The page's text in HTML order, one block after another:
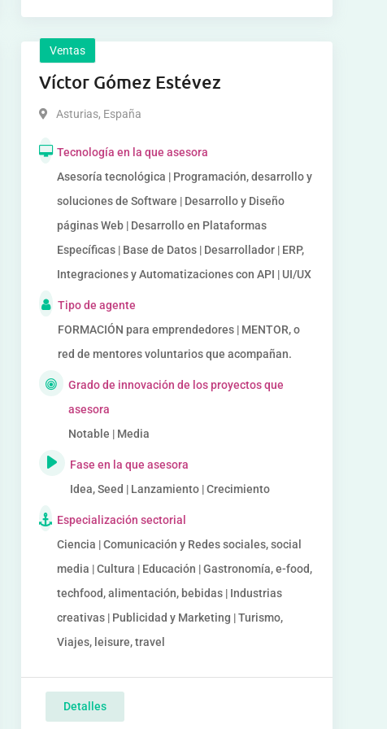
Ventas
Víctor Gómez Estévez
Asturias, España
Tecnología en la que asesora
Asesoría tecnológica | Programación, desarrollo y
soluciones de Software | Desarrollo y Diseño
páginas Web | Desarrollo en Plataformas
Específicas | Base de Datos | Desarrollador | ERP,
Integraciones y Automatizaciones con API | UI/UX
Tipo de agente
FORMACIÓN para emprendedores | MENTOR, o
red de mentores voluntarios que acompañan.
Grado de innovación de los proyectos que
asesora
Notable | Media
Fase en la que asesora
Idea, Seed | Lanzamiento | Crecimiento
Especialización sectorial
Ciencia | Comunicación y Redes sociales, social
media | Cultura | Educación | Gastronomía, e-food,
techfood, alimentación, bebidas | Industrias
creativas | Publicidad y Marketing | Turismo,
Viajes, leisure, travel
Detalles